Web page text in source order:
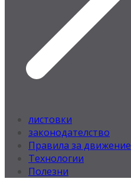
листовки
законодателство
Правила за движение
Технологии
Полезни